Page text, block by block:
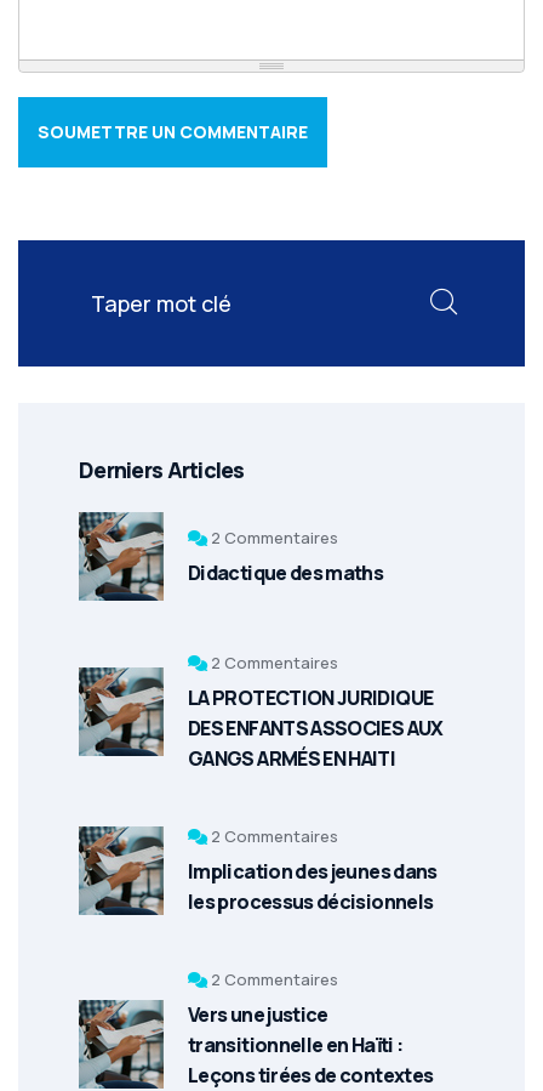
SOUMETTRE UN COMMENTAIRE
Derniers Articles
2 Commentaires
Didactique des maths
2 Commentaires
LA PROTECTION JURIDIQUE
DES ENFANTS ASSOCIES AUX
GANGS ARMÉS EN HAITI
2 Commentaires
Implication des jeunes dans
les processus décisionnels
2 Commentaires
Vers une justice
transitionnelle en Haïti :
Leçons tirées de contextes